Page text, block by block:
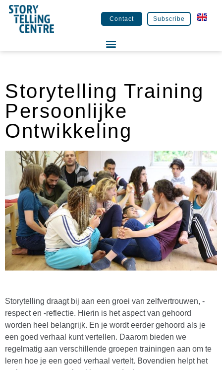
Contact Subscribe
Storytelling Training
Persoonlijke
Ontwikkeling
Storytelling draagt bij aan een groei van zelfvertrouwen, -
respect en -reflectie. Hierin is het aspect van gehoord
worden heel belangrijk. En je wordt eerder gehoord als je
een goed verhaal kunt vertellen. Daarom bieden we
regelmatig aan verschillende groepen trainingen aan om te
leren hoe je een goed verhaal vertelt. Bovendien helpt het